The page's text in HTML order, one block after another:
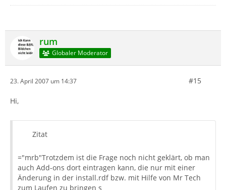
rum
Globaler Moderator
23. April 2007 um 14:37 #15
Hi,
Zitat
="mrb"Trotzdem ist die Frage noch nicht geklärt, ob man
auch Add-ons dort eintragen kann, die nur mit einer
Änderung in der install.rdf bzw. mit Hilfe von Mr Tech
zum Laufen zu bringen s